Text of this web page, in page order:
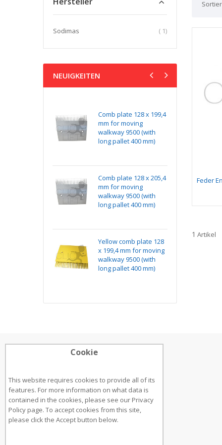
Feder
1 Artikel
Sodimas 1Artikel
NEUIGKEITEN
Comb plate 128 x 199,4
mm for moving
walkway 9500 (with
long pallet 400 mm)
Comb plate 128 x 205,4
mm for moving
walkway 9500 (with
long pallet 400 mm)
Yellow comb plate 128
x 199,4 mm for moving
walkway 9500 (with
long pallet 400 mm)
x
ÜBER UNS
Bruckstraße 8
70734, Fellbach
Telefonnummer: +49 711 21959 764
Cookie
This website requires cookies to provide all of its
features. For more information on what data is
contained in the cookies, please see our Privacy
Policy page. To accept cookies from this site,
please click the Accept button below.